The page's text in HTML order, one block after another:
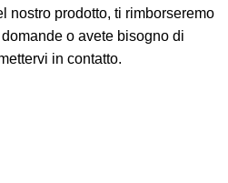
nostro prodotto, ti rimborseremo
o avete bisogno di
in ​​contatto.